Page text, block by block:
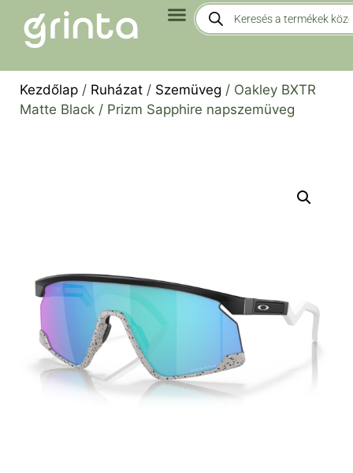
Kezdőlap / Ruházat / Szemüveg / Oakley BXTR
Matte Black / Prizm Sapphire napszemüveg